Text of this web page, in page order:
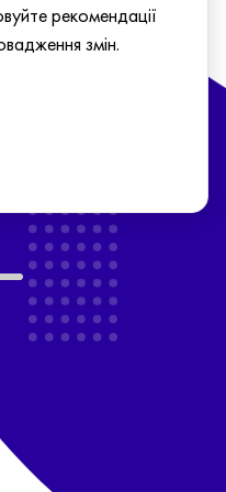
рекомендації
змін.